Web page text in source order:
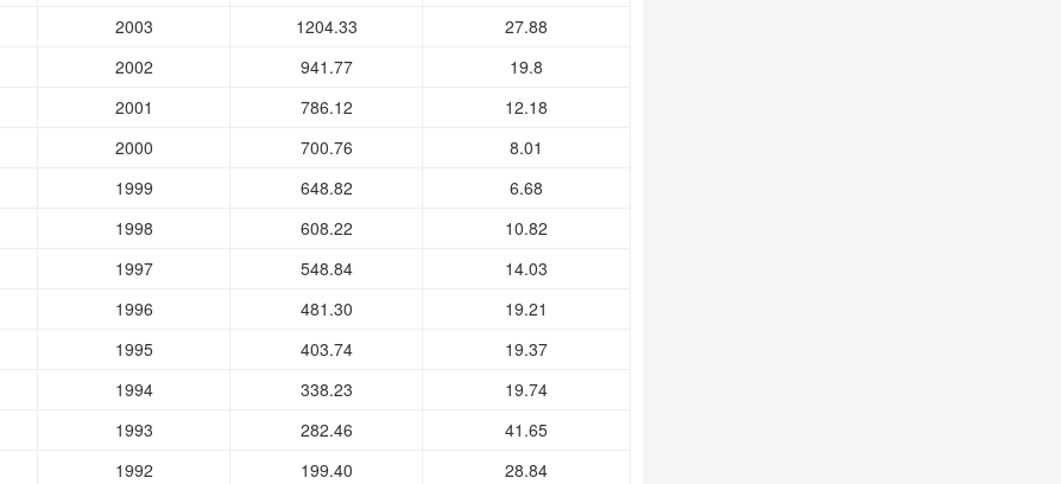
2003 1204.33
27.88
2002 941.77
19.8
2001 786.12
12.18
2000 700.76
8.01
1999 648.82
6.68
1998 608.22
10.82
1997 548.84
14.03
1996 481.30
19.21
1995 403.74
19.37
1994 338.23
19.74
1993 282.46
41.65
1992 199.40
28.84